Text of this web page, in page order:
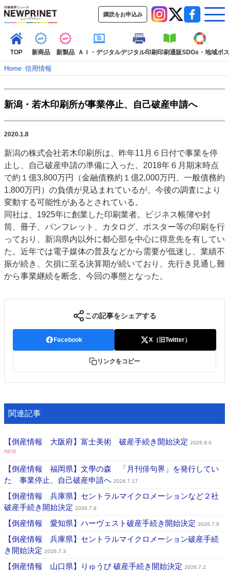
購読をお申込み
TOP 新商品 新製品 ＡＩ・デジタルデジタル印刷印刷通販SDGs・地域ポ
インタビュー
コレクション
新商品 新製品 ＡＩ・デジタル デジタル印刷
印刷通販
SDGs・地域
ポストプレス ビジネス イベント 信用情報
業界
市場・統計
人事・移転・異動・訃報
特集記事カテゴリー一覧
特集・デジタル印刷 アイデアで勝負！ ～多様なビジネス・多彩な商材～
JAPAN PACK 2023 特集
中古印刷機・製本機特集
2022 見える化・MIS特集
2022 検査・校正特集
特集・デジタル印刷 ～ 新成長軌道を描く
購読・購入申し込み
サイトポリシー
お問い合わせ
Home–信用情報
新潟・若木印刷所が事業停止、自己破産申請へ
2020.1.8
新潟の株式会社若木印刷所は、昨年11月６日付で事業を停
止し、自己破産申請の準備に入った。2018年６月期末時点
で約１億3,800万円（金融債務約１億2,000万円、一般債務約
1,800万円）の負債が見込まれているが、今後の調査により
変動する可能性があるとされている。
同社は、1925年に創業した印刷業者。ビジネス帳簿や封
筒、冊子、パンフレット、カタログ、ポスター等の印刷を行
っており、新潟県内以外に都心部を中心に得意先を有してい
た。近年では電子媒体の普及などから需要が低迷し、業績不
振が続き、欠損に至る決算期が続いており、先行き見通し難
から事業継続を断念、今回の事態となった。
この記事をシェアする
Facebook X（旧Twitter）
リンクをコピー
関連記事
【倒産情報 大阪府】富士美術 破産手続き開始決定 2026.8.6
NEW
【倒産情報 福岡県】文學の森 「月刊俳句界」を発行してい
た 事業停止、自己破産申請へ 2026.7.17
【倒産情報 兵庫県】セントラルマイクロメーションなど２社
破産手続き開始決定 2026.7.8
【倒産情報 愛知県】ハーヴェスト破産手続き開始決定 2026.7.8
【倒産情報 兵庫県】セントラルマイクロメーション破産手続
き開始決定 2026.7.3
【倒産情報 山口県】りゅうび 破産手続き開始決定 2026.7.2